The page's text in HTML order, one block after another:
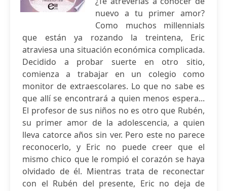
nuevo a tu primer amor?
Como muchos millennials
que están ya rozando la treintena, Eric
atraviesa una situación económica complicada.
Decidido a probar suerte en otro sitio,
comienza a trabajar en un colegio como
monitor de extraescolares. Lo que no sabe es
que allí se encontrará a quien menos espera...
El profesor de sus niños no es otro que Rubén,
su primer amor de la adolescencia, a quien
lleva catorce años sin ver. Pero este no parece
reconocerlo, y Eric no puede creer que el
mismo chico que le rompió el corazón se haya
olvidado de él. Mientras trata de reconectar
con el Rubén del presente, Eric no deja de